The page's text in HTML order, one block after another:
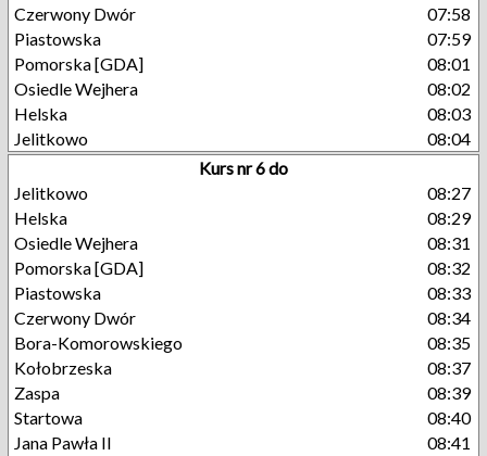
Czerwony Dwór
07:58
Piastowska
07:59
Pomorska [GDA]
08:01
Osiedle Wejhera
08:02
Helska
08:03
Jelitkowo
08:04
Kurs nr 6 do
Jelitkowo
08:27
Helska
08:29
Osiedle Wejhera
08:31
Pomorska [GDA]
08:32
Piastowska
08:33
Czerwony Dwór
08:34
Bora-Komorowskiego
08:35
Kołobrzeska
08:37
Zaspa
08:39
Startowa
08:40
Jana Pawła II
08:41